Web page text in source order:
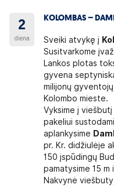
2
diena
KOLOMBAS –
Sveiki atvykę į
Susitvarkome
Lankos plotas
gyvena
milijonų
Kolombo mieste.
Vyksime į viešbutį
pakeliui
aplankysime
pr. Kr. didžiulėje
150 įspūdingų
pamatysime 15
Nakvynė